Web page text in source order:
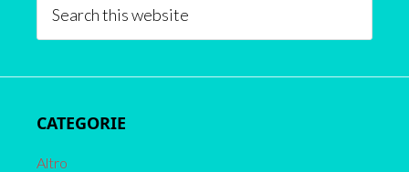
this
CATEGORIE
Altro